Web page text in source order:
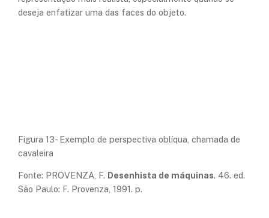
deseja enfatizar uma das faces do objeto.
Figura 13- Exemplo de perspectiva oblíqua, chamada de
cavaleira
Fonte: PROVENZA, F. Desenhista de máquinas. 46. ed.
São Paulo: F. Provenza, 1991. p.